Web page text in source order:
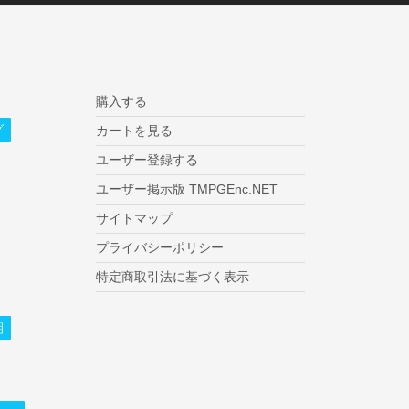
購入する
カートを見る
ユーザー登録する
ユーザー掲示版 TMPGEnc.NET
サイトマップ
プライバシーポリシー
特定商取引法に基づく表示